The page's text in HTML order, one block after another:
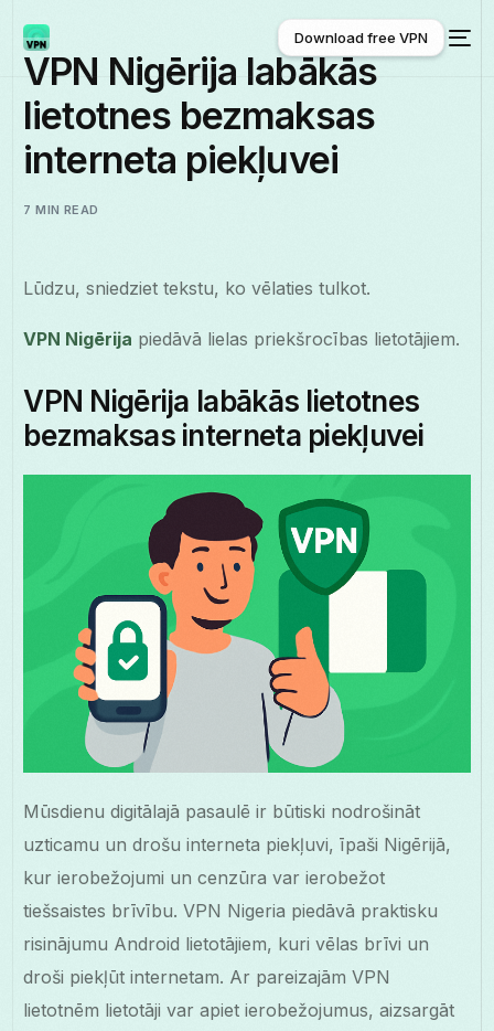
Download free VPN
Download free VPN
VPN Nigērija labākās
lietotnes bezmaksas
interneta piekļuvei
7 MIN READ
Lūdzu, sniedziet tekstu, ko vēlaties tulkot.
VPN Nigērija piedāvā lielas priekšrocības lietotājiem.
VPN Nigērija labākās lietotnes
bezmaksas interneta piekļuvei
Mūsdienu digitālajā pasaulē ir būtiski nodrošināt
uzticamu un drošu interneta piekļuvi, īpaši Nigērijā,
kur ierobežojumi un cenzūra var ierobežot
tiešsaistes brīvību. VPN Nigeria piedāvā praktisku
risinājumu Android lietotājiem, kuri vēlas brīvi un
droši piekļūt internetam. Ar pareizajām VPN
lietotnēm lietotāji var apiet ierobežojumus, aizsargāt